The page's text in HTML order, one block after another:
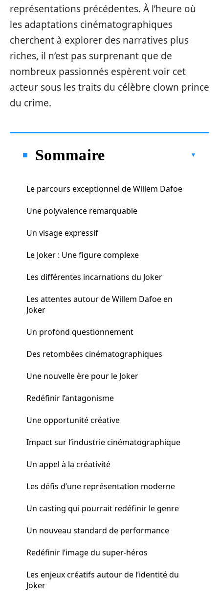
représentations précédentes. À l’heure où
les adaptations cinématographiques
cherchent à explorer des narratives plus
riches, il n’est pas surprenant que de
nombreux passionnés espèrent voir cet
acteur sous les traits du célèbre clown prince
du crime.
Sommaire
Le parcours exceptionnel de Willem Dafoe
Une polyvalence remarquable
Un visage expressif
Le Joker : Une figure complexe
Les différentes incarnations du Joker
Les attentes autour de Willem Dafoe en
Joker
Un profond questionnement
Des retombées cinématographiques
Une nouvelle ère pour le Joker
Redéfinir l’antagonisme
Une opportunité créative
Impact sur l’industrie cinématographique
Un appel à la créativité
Les défis d’une représentation moderne
Un casting qui pourrait redéfinir le genre
Un nouveau standard de performance
Redéfinir l’image du super-héros
Les enjeux créatifs autour de l’identité du
Joker